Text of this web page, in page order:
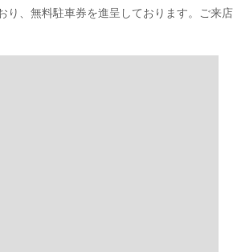
、無料駐車券を進呈しております。ご来店